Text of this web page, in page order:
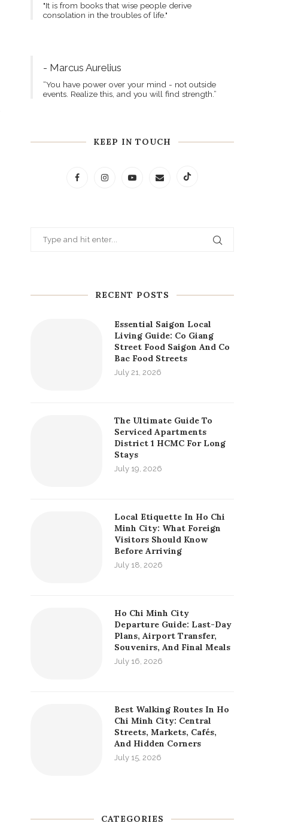
"It is from books that wise people derive
consolation in the troubles of life."
- Marcus Aurelius
“You have power over your mind - not outside
events. Realize this, and you will find strength.”
KEEP IN TOUCH
RECENT POSTS
Essential Saigon Local
Living Guide: Co Giang
Street Food Saigon And Co
Bac Food Streets
July 21, 2026
The Ultimate Guide To
Serviced Apartments
District 1 HCMC For Long
Stays
July 19, 2026
Local Etiquette In Ho Chi
Minh City: What Foreign
Visitors Should Know
Before Arriving
July 18, 2026
Ho Chi Minh City
Departure Guide: Last-Day
Plans, Airport Transfer,
Souvenirs, And Final Meals
July 16, 2026
Best Walking Routes In Ho
Chi Minh City: Central
Streets, Markets, Cafés,
And Hidden Corners
July 15, 2026
CATEGORIES